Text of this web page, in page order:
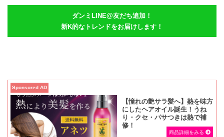
ダンミLINE@友だち追加！
新K的なトレンドをお届けします！
Sponsored AD
【憧れの艶サラ髪へ】熱を味方
にしたヘアオイル誕生！うね
り・クセ・パサつきは熱で補
修！
商品詳細をみる